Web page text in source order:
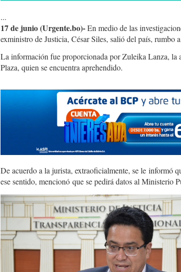
...
17 de junio (Urgente.bo)-En medio de las
exministro de Justicia, César Siles, salió del país, rumbo
La información fue proporcionada por Zuleika Lanza, la
Plaza, quien se encuentra aprehendido.
De acuerdo a la jurista, extraoficialmente, se le informó
ese sentido, mencionó que se pedirá datos al Ministerio
César
siles
7.jpeg